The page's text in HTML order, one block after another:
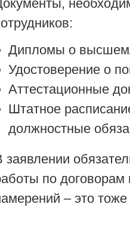
Дипломы о
Удостоверение о
Аттестационные
Штатное
должностные
заявлении
по договорам
– это